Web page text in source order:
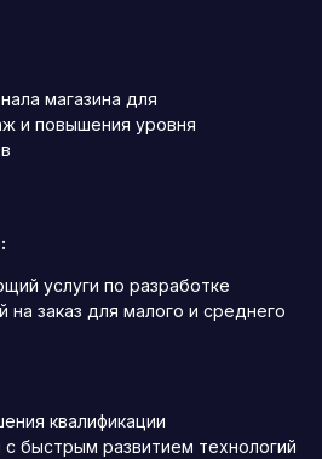
магазина для
и повышения уровня
услуги по разработке
заказ для малого и среднего
квалификации
с быстрым развитием технологий